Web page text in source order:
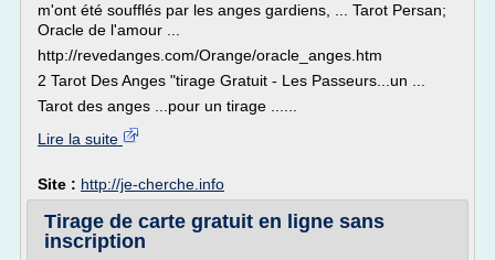
m'ont été soufflés par les anges gardiens, ... Tarot Persan;
Oracle de l'amour ...
http://revedanges.com/Orange/oracle_anges.htm
2 Tarot Des Anges "tirage Gratuit - Les Passeurs...un ...
Tarot des anges ...pour un tirage ......
Lire la suite
Site : http://je-cherche.info
Tirage de carte gratuit en ligne sans
inscription